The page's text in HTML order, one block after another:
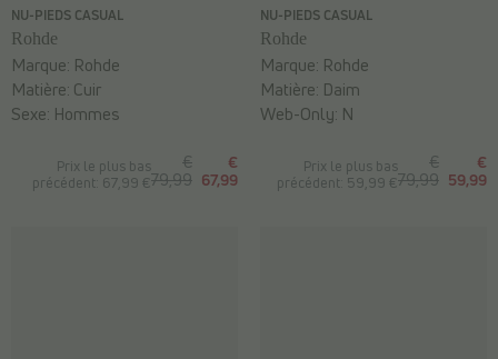
NU-PIEDS CASUAL
Rohde
Prix le plus bas
précédent: 67,99 €
€
79,99
€
67,99
Marque: Rohde
Matière: Cuir
Sexe: Hommes
NU-PIEDS CASUAL
Rohde
Prix le plus bas
précédent: 59,99 €
€
79,99
€
59,99
Marque: Rohde
Matière: Daim
Web-Only: N